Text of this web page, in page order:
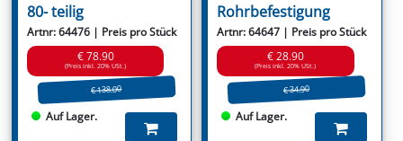
80- teilig
Artnr: 64476 | Preis pro Stück
€ 78.90
(Preis inkl. 20% USt.)
€ 138.00
Auf Lager.
Rohrbefestigung
Artnr: 64647 | Preis pro Stück
€ 28.90
(Preis inkl. 20% USt.)
€ 34.90
Auf Lager.